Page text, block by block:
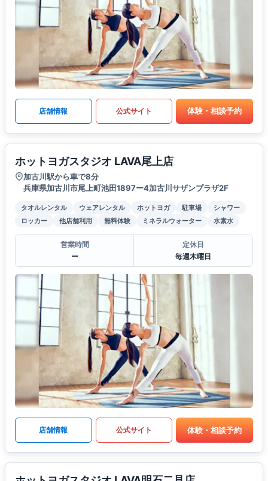
店舗情報 公式サイト 体験・相談予約
ホットヨガスタジオ LAVA尾上店
加古川駅から車で8分
兵庫県加古川市尾上町池田1897ー4加古川サザンプラザ2F
タオルレンタル ウェアレンタル ホットヨガ 駐車場
シャワー
ロッカー
他店舗利用 無料体験 ミネラルウォーター 水素水
営業時間
ー
定休日
毎週木曜日
店舗情報 公式サイト 体験・相談予約